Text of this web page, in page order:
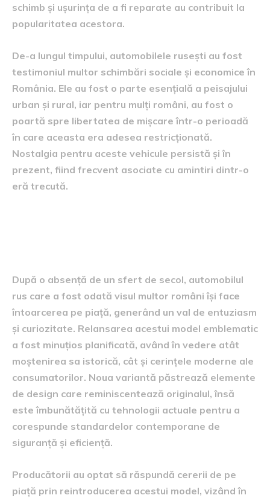
schimb și ușurința de a fi reparate au contribuit la
popularitatea acestora.
De-a lungul timpului, automobilele rusești au fost
testimoniul multor schimbări sociale și economice în
România. Ele au fost o parte esențială a peisajului
urban și rural, iar pentru mulți români, au fost o
poartă spre libertatea de mișcare într-o perioadă
în care aceasta era adesea restricționată.
Nostalgia pentru aceste vehicule persistă și în
prezent, fiind frecvent asociate cu amintiri dintr-o
eră trecută.
După o absență de un sfert de secol, automobilul
rus care a fost odată visul multor români își face
întoarcerea pe piață, generând un val de entuziasm
și curiozitate. Relansarea acestui model emblematic
a fost minuțios planificată, având în vedere atât
moștenirea sa istorică, cât și cerințele moderne ale
consumatorilor. Noua variantă păstrează elemente
de design care reminiscentează originalul, însă
este îmbunătățită cu tehnologii actuale pentru a
corespunde standardelor contemporane de
siguranță și eficiență.
Producătorii au optat să răspundă cererii de pe
piață prin reintroducerea acestui model, vizând în